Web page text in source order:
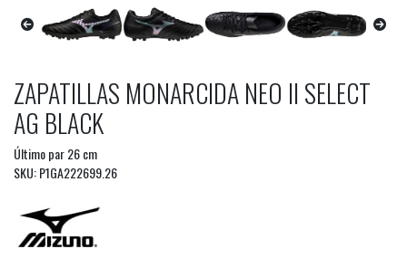
ZAPATILLAS MONARCIDA NEO II SELECT
AG BLACK
Último par 26 cm
SKU: P1GA222699.26